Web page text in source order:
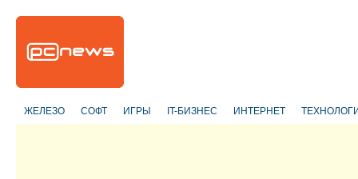
ЖЕЛЕЗО СОФТ ИГРЫ IT-БИЗНЕС ИНТЕРНЕТ